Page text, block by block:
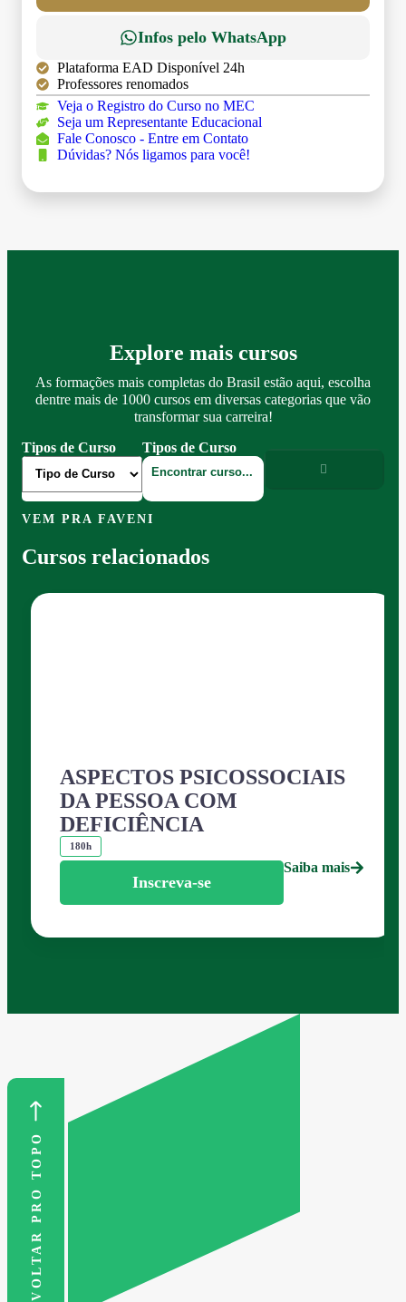
Infos pelo WhatsApp
Plataforma EAD Disponível 24h
Professores renomados
Veja o Registro do Curso no MEC
Seja um Representante Educacional
Fale Conosco - Entre em Contato
Dúvidas? Nós ligamos para você!
Explore mais cursos
As formações mais completas do Brasil estão aqui, escolha
dentre mais de 1000 cursos em diversas categorias que vão
transformar sua carreira!
Tipos de Curso
Tipos de Curso
VEM PRA FAVENI
Cursos relacionados
ASPECTOS PSICOSSOCIAIS
DA PESSOA COM
DEFICIÊNCIA
180h
Inscreva-se
Saiba mais
VOLTAR PRO TOPO